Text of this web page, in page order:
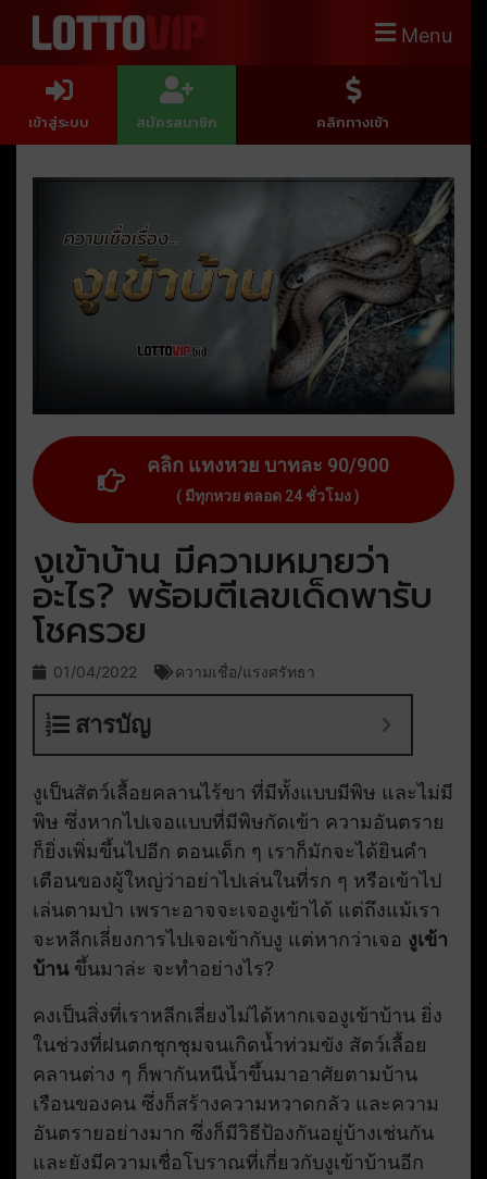
Menu
เข้าสู่ระบบ สมัครสมาชิก คลิกทางเข้า
คลิก แทงหวย บาทละ 90/900
( มีทุกหวย ตลอด 24 ชั่วโมง )
งูเข้าบ้าน มีความหมายว่า
อะไร? พร้อมตีเลขเด็ดพารับ
โชครวย
01/04/2022 ความเชื่อ/แรงศรัทธา
สารบัญ
งูเป็นสัตว์เลื้อยคลานไร้ขา ที่มีทั้งแบบมีพิษ และไม่มี
พิษ ซึ่งหากไปเจอแบบที่มีพิษกัดเข้า ความอันตราย
ก็ยิ่งเพิ่มขึ้นไปอีก ตอนเด็ก ๆ เราก็มักจะได้ยินคำ
เตือนของผู้ใหญ่ว่าอย่าไปเล่นในที่รก ๆ หรือเข้าไป
เล่นตามป่า เพราะอาจจะเจองูเข้าได้ แต่ถึงแม้เรา
จะหลีกเลี่ยงการไปเจอเข้ากับงู แต่หากว่าเจอ งูเข้า
บ้านขึ้นมาล่ะ จะทำอย่างไร?
คงเป็นสิ่งที่เราหลีกเลี่ยงไม่ได้หากเจองูเข้าบ้าน ยิ่ง
ในช่วงที่ฝนตกชุกชุมจนเกิดน้ำท่วมขัง สัตว์เลื้อย
คลานต่าง ๆ ก็พากันหนีน้ำขึ้นมาอาศัยตามบ้าน
เรือนของคน ซึ่งก็สร้างความหวาดกลัว และความ
อันตรายอย่างมาก ซึ่งก็มีวิธีป้องกันอยู่บ้างเช่นกัน
และยังมีความเชื่อโบราณที่เกี่ยวกับงูเข้าบ้านอีก